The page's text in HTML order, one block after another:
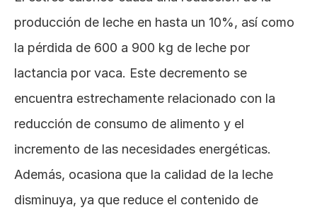
producción de leche en hasta un 10%, así como
la pérdida de 600 a 900 kg de leche por
lactancia por vaca. Este decremento se
encuentra estrechamente relacionado con la
reducción de consumo de alimento y el
incremento de las necesidades energéticas.
Además, ocasiona que la calidad de la leche
disminuya, ya que reduce el contenido de